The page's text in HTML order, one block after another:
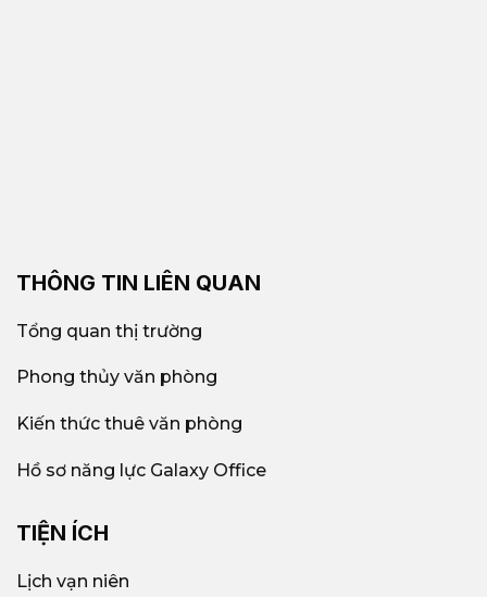
THÔNG TIN LIÊN QUAN
Tổng quan thị trường
Phong thủy văn phòng
Kiến thức thuê văn phòng
Hồ sơ năng lực Galaxy Office
TIỆN ÍCH
Lịch vạn niên